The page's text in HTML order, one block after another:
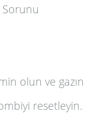
Sorunu
olun ve gazın
resetleyin.